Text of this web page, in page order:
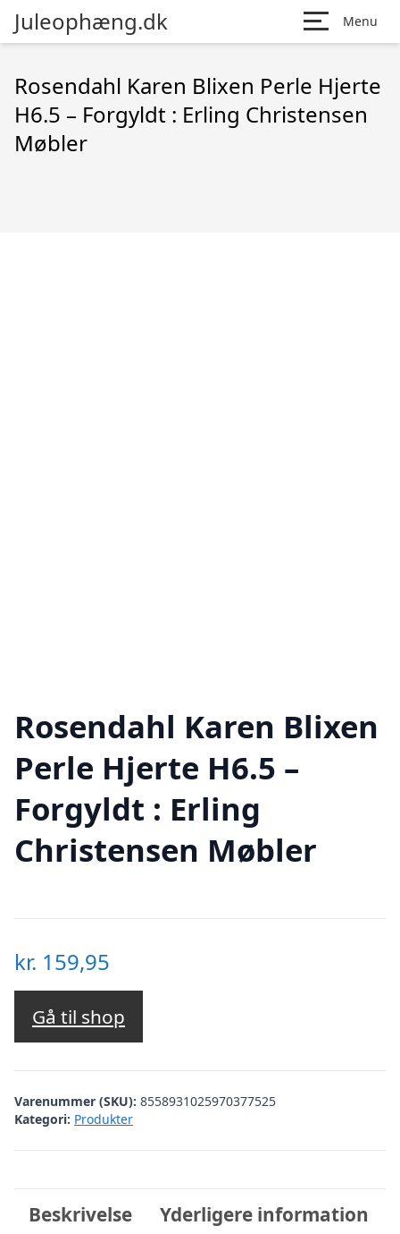
Juleophæng.dk Menu
Rosendahl Karen Blixen Perle Hjerte
H6.5 – Forgyldt : Erling Christensen
Møbler
Rosendahl Karen Blixen
Perle Hjerte H6.5 –
Forgyldt : Erling
Christensen Møbler
kr. 159,95
Gå til shop
Varenummer (SKU): 8558931025970377525
Kategori: Produkter
Beskrivelse Yderligere information